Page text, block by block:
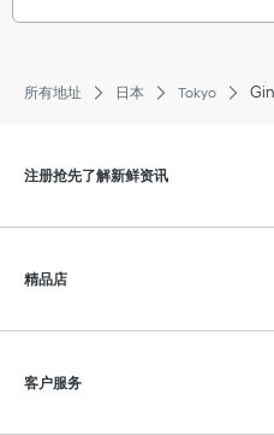
所有地址 日本 Tokyo
点击展开或折叠内容
注册抢先了解新鲜资讯
点击展开或折叠内容
精品店
点击展开或折叠内容
客户服务